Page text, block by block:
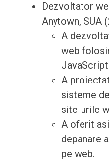
Dezvoltator
Anytown, SUA
A
web
JavaScript
A
sisteme
site-urile
A oferit
depanare
pe web.